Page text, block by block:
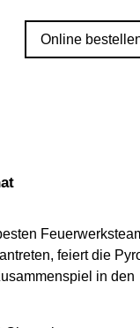
Online
feiert die
in den